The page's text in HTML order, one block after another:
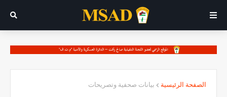
الصفحة الرئيسية بيانات صحفية وتصريحات